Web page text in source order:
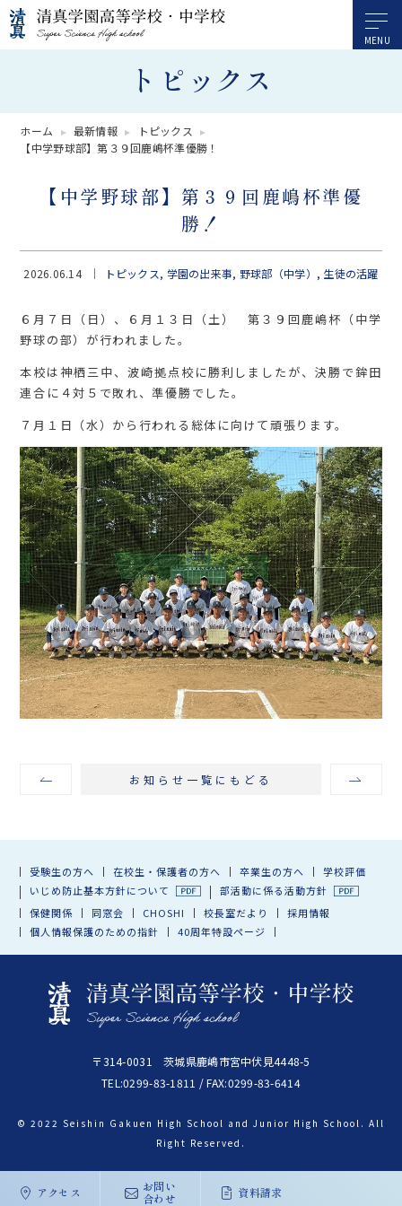
アクセス
お問い
合わせ
資料請求
トピックス
ホーム 最新情報
トピックス
【中学野球部】第３９回鹿嶋杯準優勝！
【中学野球部】第３９回鹿嶋杯準優
勝！
2026.06.14 トピックス 学園の出来事 野球部（中学） 生徒の活躍
６月７日（日）、６月１３日（土） 第３９回鹿嶋杯（中学
野球の部）が行われました。
本校は神栖三中、波崎拠点校に勝利しましたが、決勝で鉾田
連合に４対５で敗れ、準優勝でした。
７月１日（水）から行われる総体に向けて頑張ります。
お知らせ一覧にもどる
受験生の方へ 在校生・保護者の方へ 卒業生の方へ
学校評価
いじめ防止基本方針について
部活動に係る活動方針
保健関係
同窓会 CHOSHI 校長室だより
採用情報
個人情報保護のための指針
40周年特設ページ
〒314-0031 茨城県鹿嶋市宮中伏見4448-5
TEL:0299-83-1811 / FAX:0299-83-6414
© 2022 Seishin Gakuen High School and Junior High School. All
Right Reserved.